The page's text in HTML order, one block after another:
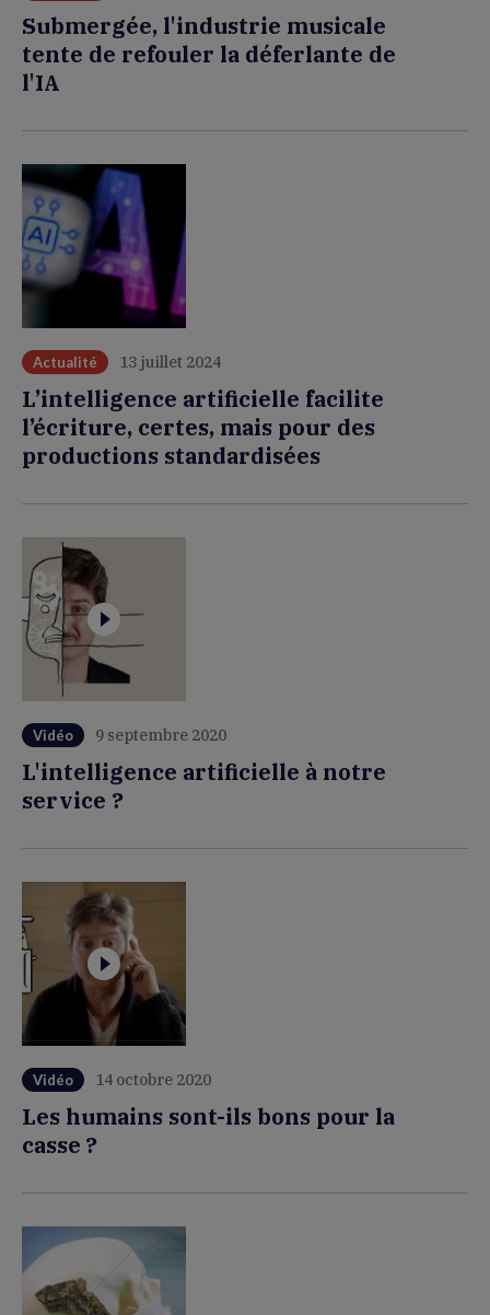
Submergée, l'industrie musicale
tente de refouler la déferlante de
l'IA
Actualité 13 juillet 2024
L’intelligence artificielle facilite
l’écriture, certes, mais pour des
productions standardisées
Vidéo 9 septembre 2020
L'intelligence artificielle à notre
service ?
Vidéo 14 octobre 2020
Les humains sont-ils bons pour la
casse ?